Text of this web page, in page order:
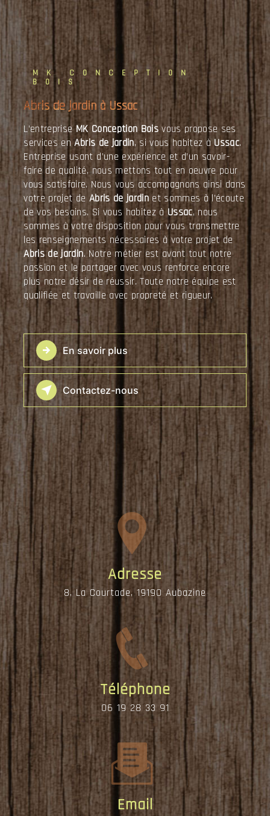
MK CONCEPTION
BOIS
Abris de jardin à Ussac
L’entrepriseMK Conception Boisvous propose ses
services enAbris de jardin, si vous habitez à Ussac.
Entreprise usant d’une expérience et d’un savoir-
faire de qualité, nous mettons tout en oeuvre pour
vous satisfaire. Nous vous accompagnons ainsi dans
votre projet de Abris de jardinet sommes à l’écoute
de vos besoins. Si vous habitez à Ussac, nous
sommes à votre disposition pour vous transmettre
les renseignements nécessaires à votre projet de
Abris de jardin. Notre métier est avant tout notre
passion et le partager avec vous renforce encore
plus notre désir de réussir. Toute notre équipe est
qualifiée et travaille avec propreté et rigueur.
En savoir plus
Contactez-nous
Adresse
8, La Courtade, 19190 Aubazine
Téléphone
06 19 28 33 91
Email